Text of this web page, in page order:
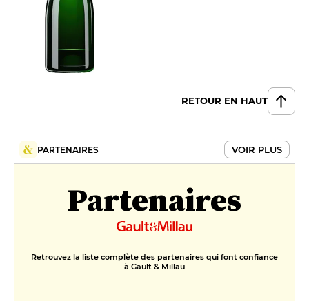
RETOUR EN HAUT
PARTENAIRES VOIR PLUS
Partenaires
Retrouvez la liste complète des partenaires qui font confiance
à Gault & Millau